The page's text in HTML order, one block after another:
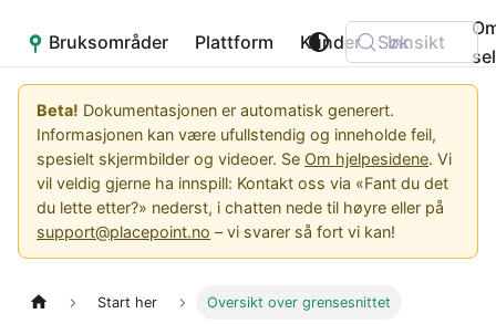
Placepoint
Bruksområder Plattform Kunder Innsikt
Søk
Beta! Dokumentasjonen er automatisk generert.
Informasjonen kan være ufullstendig og inneholde feil,
spesielt skjermbilder og videoer. Se Om hjelpesidene. Vi
vil veldig gjerne ha innspill: Kontakt oss via «Fant du det
du lette etter?» nederst, i chatten nede til høyre eller på
support@placepoint.no – vi svarer så fort vi kan!
Start her Oversikt over grensesnittet